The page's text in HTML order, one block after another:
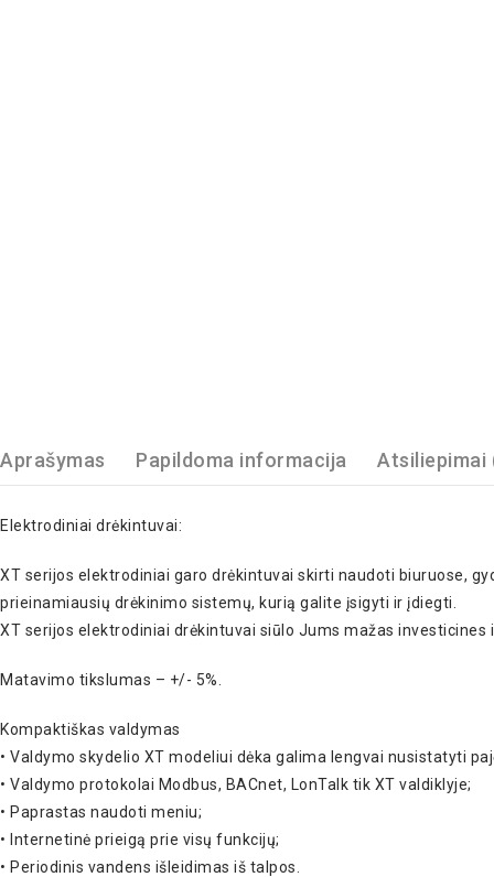
Aprašymas Papildoma informacija Atsiliepimai
Elektrodiniai drėkintuvai:
XT serijos elektrodiniai garo drėkintuvai skirti naudoti biuruose,
prieinamiausių drėkinimo sistemų, kurią galite įsigyti ir įdiegti.
XT serijos elektrodiniai drėkintuvai siūlo Jums mažas
Matavimo tikslumas – +/- 5%.
Kompaktiškas valdymas
• Valdymo skydelio XT modeliui dėka galima lengvai nusistatyti
• Valdymo protokolai Modbus, BACnet, LonTalk tik XT valdiklyje;
• Paprastas naudoti meniu;
• Internetinė prieigą prie visų funkcijų;
• Periodinis vandens išleidimas iš talpos.